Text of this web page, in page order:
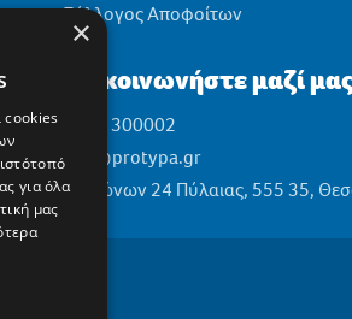
Σύλλογος Αποφοίτων
Επικοινωνήστε μαζί μας
2310 300002
info@protypa.gr
Ελαιώνων 24 Πύλαιας, 555 35,
×
cookies
για όλα
μας